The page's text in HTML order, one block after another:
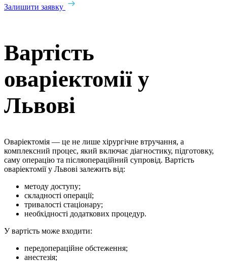
Залишити заявку
Вартість
оваріектомії у
Львові
Оваріектомія — це не лише хірургічне втручання, а
комплексний процес, який включає діагностику, підготовку,
саму операцію та післяопераційний супровід. Вартість
оваріектомії у Львові залежить від:
методу доступу;
складності операції;
тривалості стаціонару;
необхідності додаткових процедур.
У вартість може входити:
передопераційне обстеження;
анестезія;